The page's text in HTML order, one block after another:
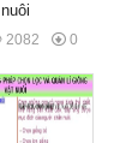
nuôi
2082 0